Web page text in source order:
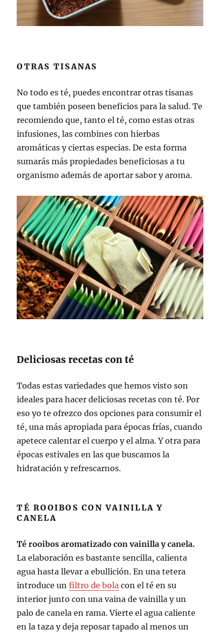
OTRAS TISANAS
No todo es té, puedes encontrar otras tisanas
que también poseen beneficios para la salud. Te
recomiendo que, tanto el té, como estas otras
infusiones, las combines con hierbas
aromáticas y ciertas especias. De esta forma
sumarás más propiedades beneficiosas a tu
organismo además de aportar sabor y aroma.
Deliciosas recetas con té
Todas estas variedades que hemos visto son
ideales para hacer deliciosas recetas con té. Por
eso yo te ofrezco dos opciones para consumir el
té, una más apropiada para épocas frías, cuando
apetece calentar el cuerpo y el alma. Y otra para
épocas estivales en las que buscamos la
hidratación y refrescarnos.
TÉ ROOIBOS CON VAINILLA Y
CANELA
Té rooibos aromatizado con vainilla y canela.
La elaboración es bastante sencilla, calienta
agua hasta llevar a ebullición. En una tetera
introduce unfiltro de bola con el té en su
interior junto con una vaina de vainilla y un
palo de canela en rama. Vierte el agua caliente
en la taza y deja reposar tapado al menos un